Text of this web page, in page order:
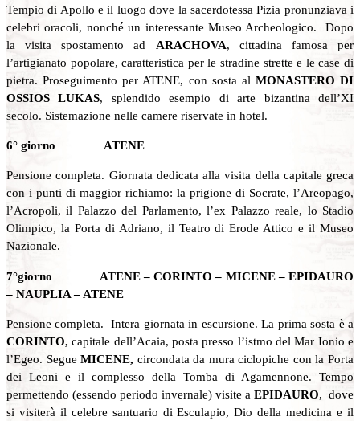
Tempio di Apollo e il luogo dove la sacerdotessa Pizia pronunziava i
celebri oracoli, nonché un interessante Museo Archeologico. Dopo
la visita spostamento ad ARACHOVA, cittadina famosa per
l’artigianato popolare, caratteristica per le stradine strette e le case di
pietra. Proseguimento per ATENE, con sosta al MONASTERO DI
OSSIOS LUKAS, splendido esempio di arte bizantina dell’XI
secolo. Sistemazione nelle camere riservate in hotel.
6° giorno ATENE
Pensione completa. Giornata dedicata alla visita della capitale greca
con i punti di maggior richiamo: la prigione di Socrate, l’Areopago,
l’Acropoli, il Palazzo del Parlamento, l’ex Palazzo reale, lo Stadio
Olimpico, la Porta di Adriano, il Teatro di Erode Attico e il Museo
Nazionale.
7°giorno ATENE – CORINTO – MICENE – EPIDAURO
– NAUPLIA – ATENE
Pensione completa. Intera giornata in escursione. La prima sosta è a
CORINTO, capitale dell’Acaia, posta presso l’istmo del Mar Ionio e
l’Egeo. SegueMICENE, circondata da mura ciclopiche con la Porta
dei Leoni e il complesso della Tomba di Agamennone. Tempo
permettendo (essendo periodo invernale) visite a EPIDAURO, dove
si visiterà il celebre santuario di Esculapio, Dio della medicina e il